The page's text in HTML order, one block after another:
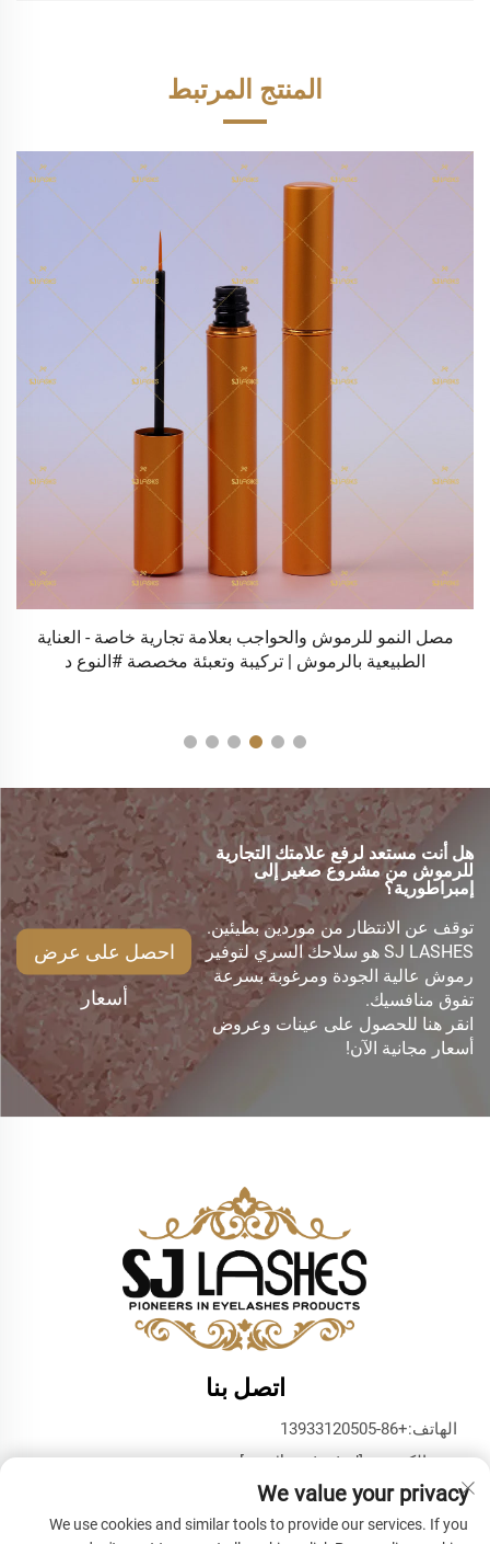
المنتج المرتبط
مصل النمو للرموش والحواجب بعلامة تجارية خاصة - العناية
الطبيعية بالرموش | تركيبة وتعبئة مخصصة #النوع د
هل أنت مستعد لرفع علامتك التجارية
للرموش من مشروع صغير إلى
إمبراطورية؟
توقف عن الانتظار من موردين بطيئين.
SJ LASHES هو سلاحك السري لتوفير
رموش عالية الجودة ومرغوبة بسرعة
تفوق منافسيك.
انقر هنا للحصول على عينات وعروض
أسعار مجانية الآن!
احصل على عرض
أسعار
اتصل بنا
الهاتف:+86-13933120505
بريد إلكتروني:[email protected]
واتساب:+86-13933120505
We value your privacy
We use cookies and similar tools to provide our services. If you